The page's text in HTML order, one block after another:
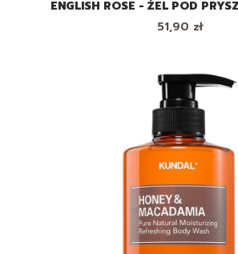
ENGLISH ROSE - ŻEL POD
Cena
51,90 zł